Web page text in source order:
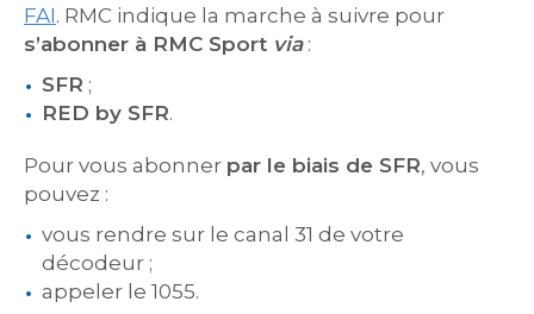
FAI. RMC indique la marche à suivre pour
s’abonner à RMC Sport via:
SFR ;
RED by SFR.
Pour vous abonner par le biais de SFR, vous
pouvez :
vous rendre sur le canal 31 de votre
décodeur ;
appeler le 1055.